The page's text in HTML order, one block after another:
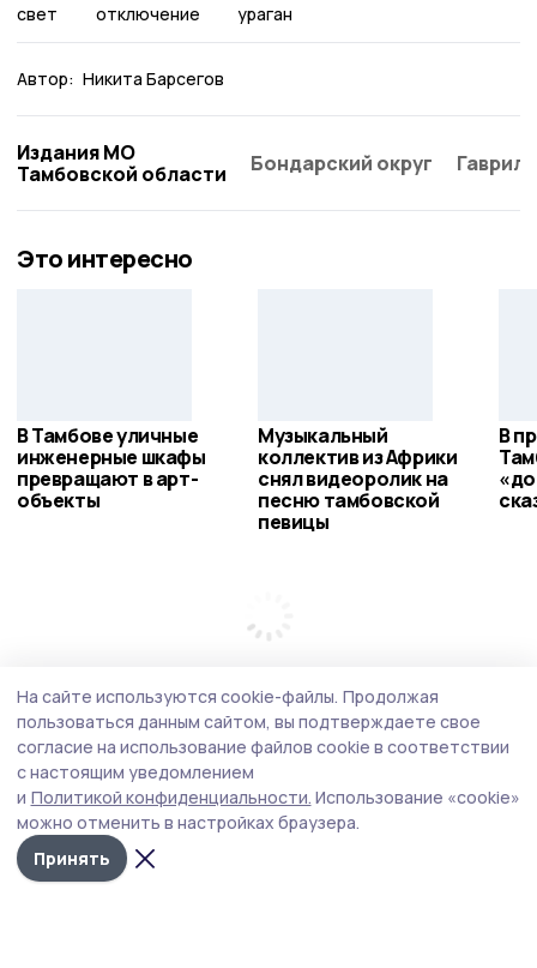
свет отключение ураган
Автор: Никита Барсегов
Издания МО
Тамбовской области
Бондарский округ
Это интересно
В Тамбове уличные
инженерные шкафы
превращают в арт-
объекты
Музыкальный
коллектив из Африки
снял видеоролик на
песню тамбовской
певицы
В
На сайте используются cookie-файлы. Продолжая
пользоваться данным сайтом, вы подтверждаете свое
согласие на использование файлов cookie в соответствии
с настоящим уведомлением
и Политикой конфиденциальности. Использование «cookie»
можно отменить в настройках браузера.
Принять